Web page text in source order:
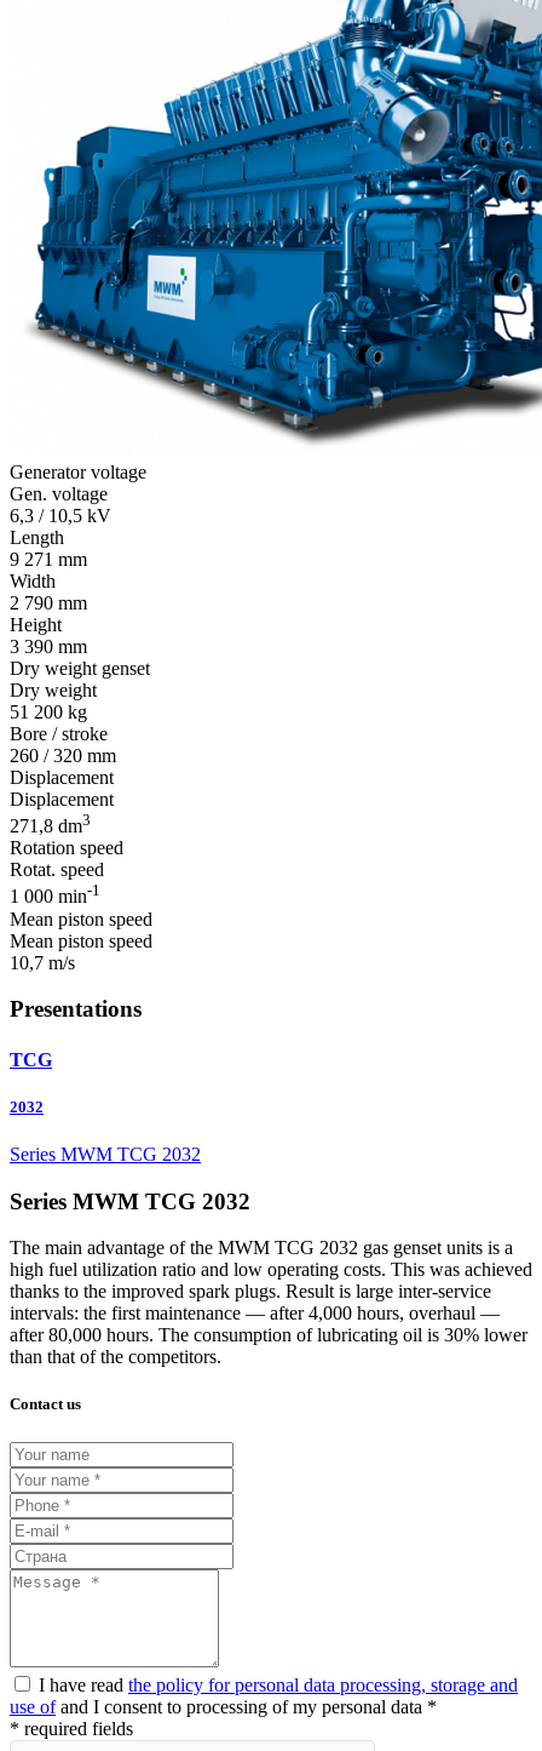
Generator voltage
Gen. voltage
6,3 / 10,5 kV
Length
9 271 mm
Width
2 790 mm
Height
3 390 mm
Dry weight genset
Dry weight
51 200 kg
Bore / stroke
260 / 320 mm
Displacement
Displacement
271,8 dm3
Rotation speed
Rotat. speed
1 000 min-1
Mean piston speed
Mean piston speed
10,7 m/s
Presentations
TCG
2032
Series MWM TCG 2032
Series MWM TCG 2032
The main advantage of the MWM TCG 2032 gas genset units is a
high fuel utilization ratio and low operating costs. This was achieved
thanks to the improved spark plugs. Result is large inter-service
intervals: the first maintenance — after 4,000 hours, overhaul —
after 80,000 hours. The consumption of lubricating oil is 30% lower
than that of the competitors.
Contact us
I have read the policy for personal data processing, storage and
use ofand I consent to processing of my personal data *
* required fields